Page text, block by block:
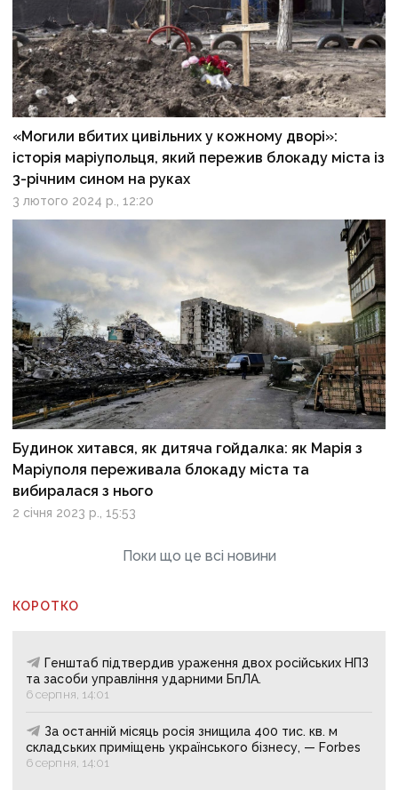
«Могили вбитих цивільних у кожному дворі»:
історія маріупольця, який пережив блокаду міста із
3-річним сином на руках
3 лютого 2024 р., 12:20
Будинок хитався, як дитяча гойдалка: як Марія з
Маріуполя переживала блокаду міста та
вибиралася з нього
2 січня 2023 р., 15:53
Поки що це всі новини
КОРОТКО
Генштаб підтвердив ураження двох російських НПЗ
та засоби управління ударними БпЛА.
6 серпня, 14:01
За останній місяць росія знищила 400 тис. кв. м
складських приміщень українського бізнесу, — Forbes
6 серпня, 14:01